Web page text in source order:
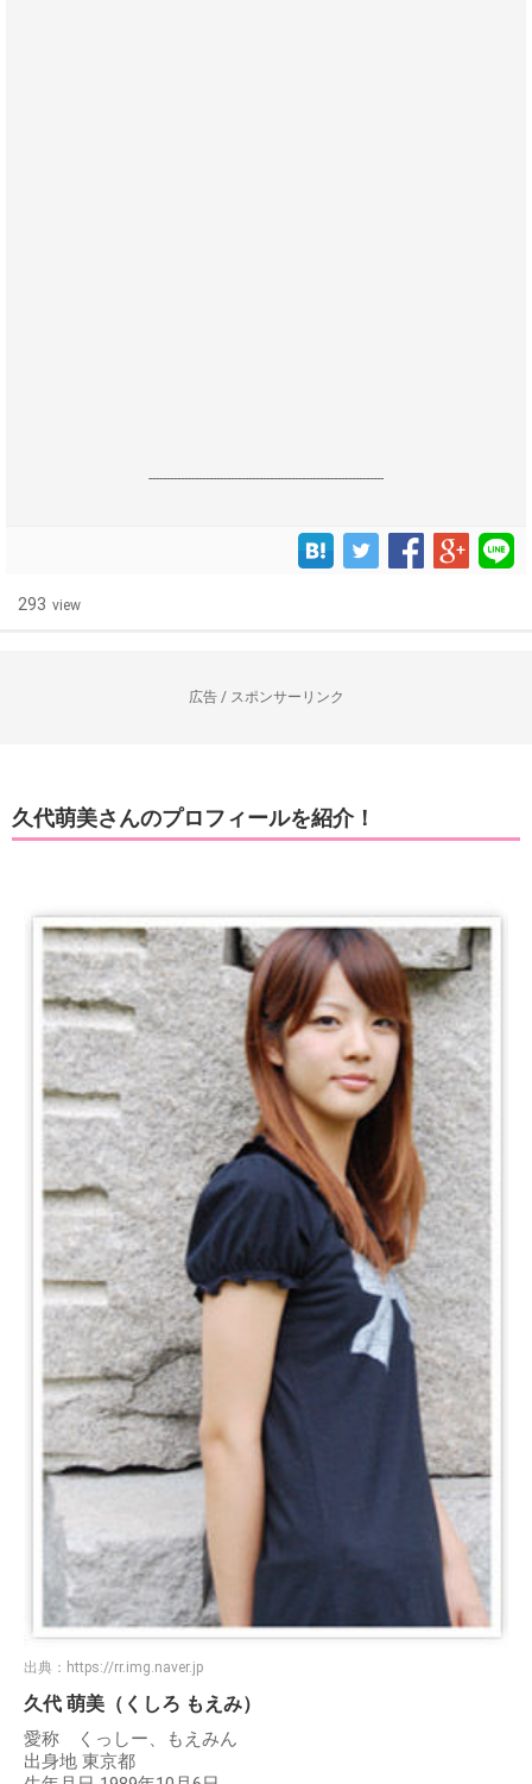
------------------------------------------------------------------
293 view
広告 / スポンサーリンク
久代萌美さんのプロフィールを紹介！
出典： https://rr.img.naver.jp
久代 萌美（くしろ もえみ）
愛称 くっしー、もえみん
出身地 東京都